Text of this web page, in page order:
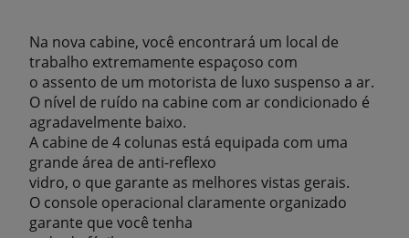
Na nova cabine, você encontrará um local de
trabalho extremamente espaçoso com
o assento de um motorista de luxo suspenso a ar.
O nível de ruído na cabine com ar condicionado é
agradavelmente baixo.
A cabine de 4 colunas está equipada com uma
grande área de anti-reflexo
vidro, o que garante as melhores vistas gerais.
O console operacional claramente organizado
garante que você tenha